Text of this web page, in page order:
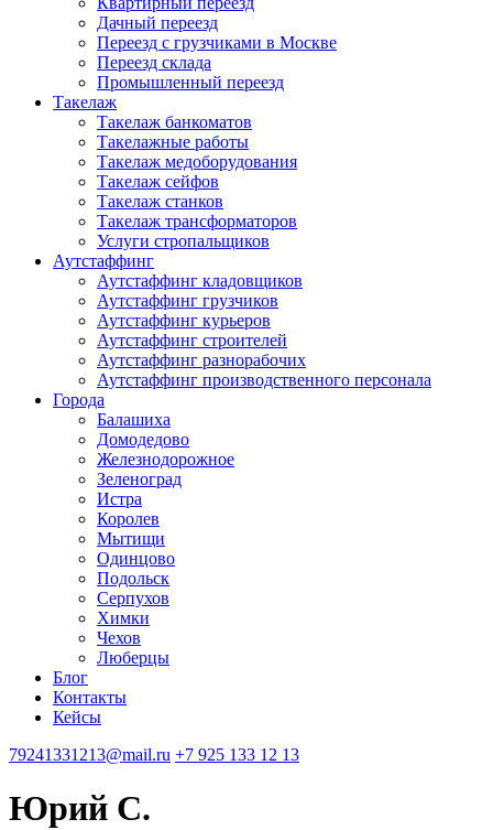
Дачный переезд
Переезд с грузчиками в Москве
Переезд склада
Промышленный переезд
Такелаж
Такелаж банкоматов
Такелажные работы
Такелаж медоборудования
Такелаж сейфов
Такелаж станков
Такелаж трансформаторов
Услуги стропальщиков
Аутстаффинг
Аутстаффинг кладовщиков
Аутстаффинг грузчиков
Аутстаффинг курьеров
Аутстаффинг строителей
Аутстаффинг разнорабочих
Аутстаффинг производственного персонала
Города
Балашиха
Домодедово
Железнодорожное
Зеленоград
Истра
Королев
Мытищи
Одинцово
Подольск
Серпухов
Химки
Чехов
Люберцы
Блог
Контакты
Кейсы
79241331213@mail.ru +7 925 133 12 13
Юрий С.